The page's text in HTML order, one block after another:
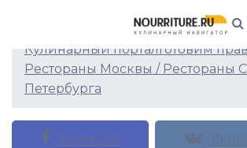
Ресторан 19.05
Кулинарный порталГотовим
Рестораны Москвы / Рестораны
Петербурга
Facebook